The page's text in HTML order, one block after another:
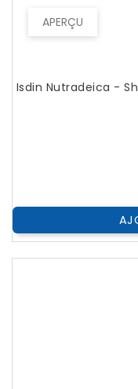
APERÇU
Isdin Nutradeica -